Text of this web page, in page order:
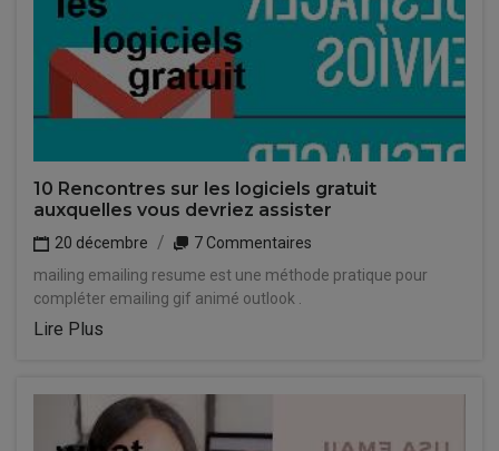
10 Rencontres sur les logiciels gratuit
auxquelles vous devriez assister
20 décembre
7 Commentaires
mailing emailing resume est une méthode pratique pour
compléter emailing gif animé outlook .
Lire Plus